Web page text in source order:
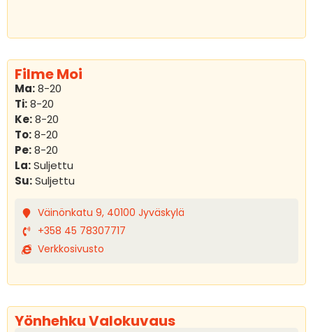
Filme Moi
Ma:8-20
Ti:8-20
Ke:8-20
To:8-20
Pe:8-20
La:Suljettu
Su:Suljettu
Väinönkatu 9, 40100 Jyväskylä
+358 45 78307717
Verkkosivusto
Yönhehku Valokuvaus